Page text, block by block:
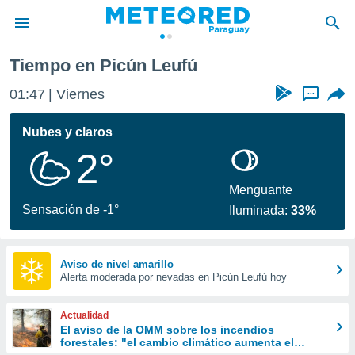
de
ha
calidad.
a este
las
y
forma
digital
basada
Tiempo en Picún Leufú
01:47 Viernes ...
Nubes y claros
2°
Sensación de -1°
Menguante
Iluminada:33%
Aviso de nivel amarillo
Alerta moderada por nevadas en Picún Leufú hoy
Actualidad
El aviso de la OMM sobre los incendios
forestales: "el cambio climático aumenta el